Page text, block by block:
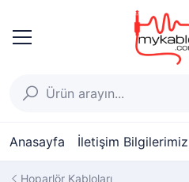
Anasayfa İletişim Bilgilerimiz
Hoparlör Kabloları